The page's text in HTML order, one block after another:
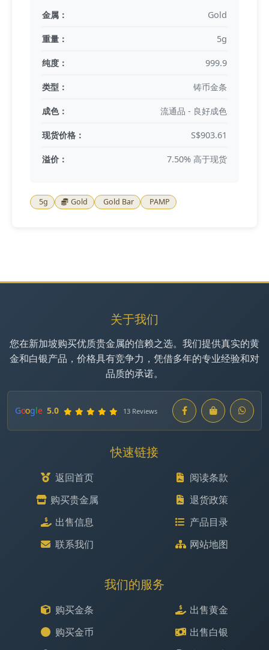
金属： Gold
重量： 5g
纯度： 999.9
类型： 铸币金条
成色： 流通品 - 良好成色
现货价格： S$903.61
溢价： 7.50% 高于现货
5g Gold Gold Bar PAMP
关于我们
您在新加坡购买优质贵金属的信赖之选。我们提供真实的黄
金和白银产品，价格具有竞争力，凭借多年的专业经验和对
品质的承诺。
Google 5.0 13 Reviews
快速链接
返回首页
购买贵金属
出售信息
联系我们
阅读条款
退货政策
产品目录
网站地图
我们的服务
购买金条
购买金币
出售黄金
出售白银